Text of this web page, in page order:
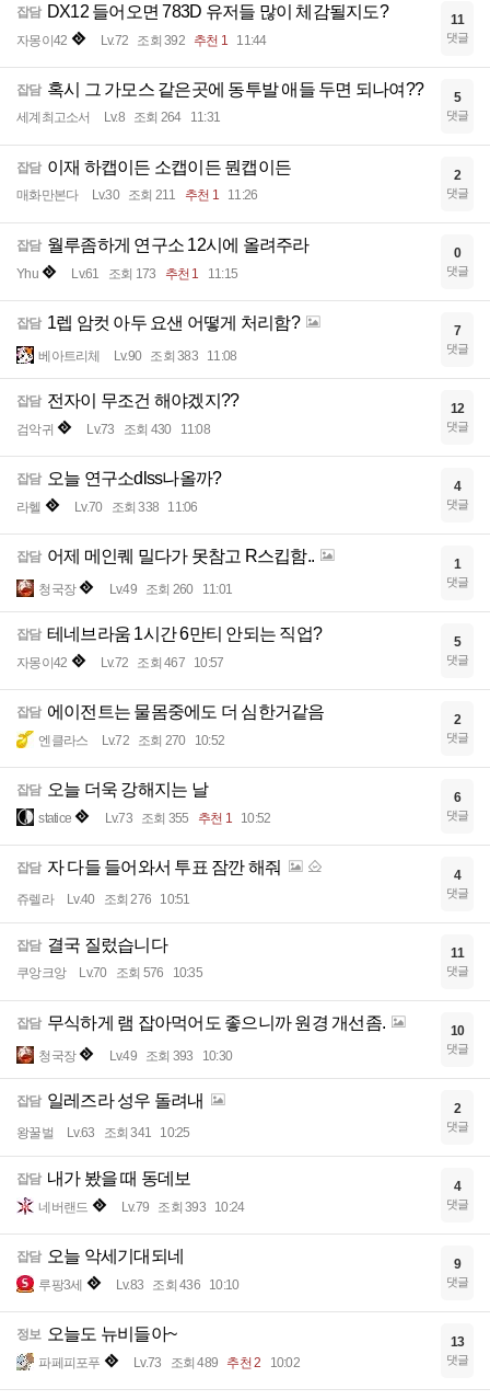
잡담 DX12 들어오면 783D 유저들 많이 체감될지도?
자몽이42 Lv.72 조회 392 추천 1 11:44
11
댓글
잡담 혹시 그 가모스 같은곳에 동투발 애들 두면 되나여??
세계최고소서 Lv.8 조회 264 11:31
5
댓글
잡담 이재 하캡이든 소캡이든 뭔캡이든
매화만본다 Lv.30 조회 211 추천 1 11:26
2
댓글
잡담 월루좀하게 연구소 12시에 올려주라
Yhu Lv.61 조회 173 추천 1 11:15
0
댓글
잡담 1렙 암컷 아두 요샌 어떻게 처리함?
베아트리체 Lv.90 조회 383 11:08
7
댓글
잡담 전자이 무조건 해야겠지??
검악귀 Lv.73 조회 430 11:08
12
댓글
잡담 오늘 연구소dlss나올까?
라헬 Lv.70 조회 338 11:06
4
댓글
잡담 어제 메인퀘 밀다가 못참고 R스킵함..
청국장 Lv.49 조회 260 11:01
1
댓글
잡담 테네브라움 1시간 6만티 안되는 직업?
자몽이42 Lv.72 조회 467 10:57
5
댓글
잡담 에이전트는 물몸중에도 더 심한거같음
엔클라스 Lv.72 조회 270 10:52
2
댓글
잡담 오늘 더욱 강해지는 날
statice Lv.73 조회 355 추천 1 10:52
6
댓글
잡담 자 다들 들어와서 투표 잠깐 해줘
쥬렐라 Lv.40 조회 276 10:51
4
댓글
잡담 결국 질렀습니다
쿠앙크앙 Lv.70 조회 576 10:35
11
댓글
잡담 무식하게 램 잡아먹어도 좋으니까 원경 개선좀.
청국장 Lv.49 조회 393 10:30
10
댓글
잡담 일레즈라 성우 돌려내
왕꿀벌 Lv.63 조회 341 10:25
2
댓글
잡담 내가 봤을 때 동데보
네버랜드 Lv.79 조회 393 10:24
4
댓글
잡담 오늘 악세기대되네
루팡3세 Lv.83 조회 436 10:10
9
댓글
정보 오늘도 뉴비들아~
파페피포푸 Lv.73 조회 489 추천 2 10:02
13
댓글